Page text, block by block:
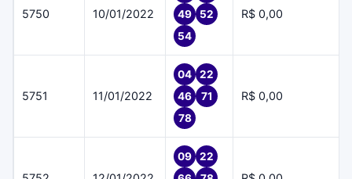
5750 10/01/2022
49
52
54
R$ 0,00
5751 11/01/2022
04
22
46
71
78
R$ 0,00
09
22